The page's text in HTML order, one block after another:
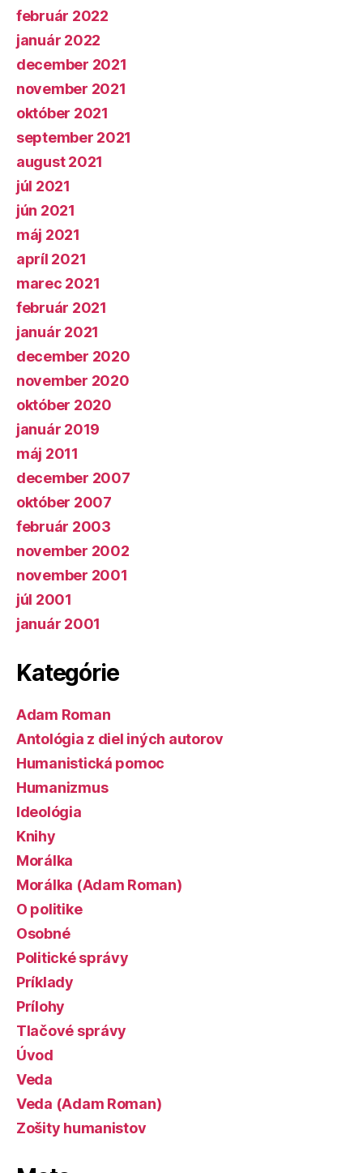
február 2022
január 2022
december 2021
november 2021
október 2021
september 2021
august 2021
júl 2021
jún 2021
máj 2021
apríl 2021
marec 2021
február 2021
január 2021
december 2020
november 2020
október 2020
január 2019
máj 2011
december 2007
október 2007
február 2003
november 2002
november 2001
júl 2001
január 2001
Kategórie
Adam Roman
Antológia z diel iných autorov
Humanistická pomoc
Humanizmus
Ideológia
Knihy
Morálka
Morálka (Adam Roman)
O politike
Osobné
Politické správy
Príklady
Prílohy
Tlačové správy
Úvod
Veda
Veda (Adam Roman)
Zošity humanistov